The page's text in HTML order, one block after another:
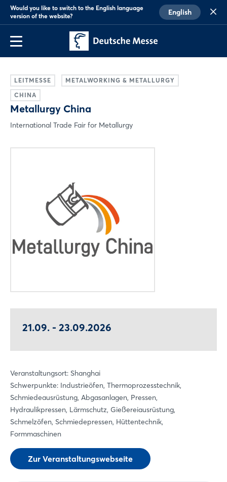
Would you like to switch to the English language
version of the website?
English
LEITMESSE
METALWORKING & METALLURGY
CHINA
Metallurgy China
International Trade Fair for Metallurgy
21.09. - 23.09.2026
Veranstaltungsort: Shanghai
Schwerpunkte: Industrieöfen, Thermoprozesstechnik,
Schmiedeausrüstung, Abgasanlagen, Pressen,
Hydraulikpressen, Lärmschutz, Gießereiausrüstung,
Schmelzöfen, Schmiedepressen, Hüttentechnik,
Formmaschinen
Zur Veranstaltungswebseite